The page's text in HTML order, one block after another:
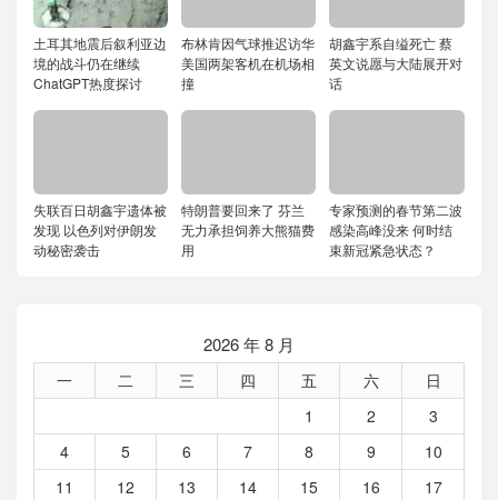
土耳其地震后叙利亚边
境的战斗仍在继续
ChatGPT热度探讨
布林肯因气球推迟访华
美国两架客机在机场相
撞
胡鑫宇系自缢死亡 蔡
英文说愿与大陆展开对
话
失联百日胡鑫宇遗体被
发现 以色列对伊朗发
动秘密袭击
特朗普要回来了 芬兰
无力承担饲养大熊猫费
用
专家预测的春节第二波
感染高峰没来 何时结
束新冠紧急状态？
2026 年 8 月
一 二 三 四 五 六
日
1
2
3
4
5 6 7 8 9
10
11
12 13 14 15 16
17